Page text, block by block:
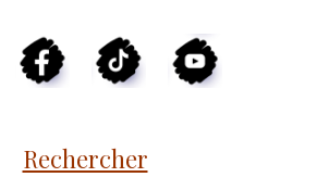
Rechercher